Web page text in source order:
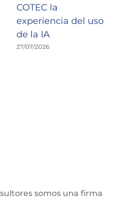
COTEC la
experiencia del uso
de la IA
27/07/2026
somos una firma